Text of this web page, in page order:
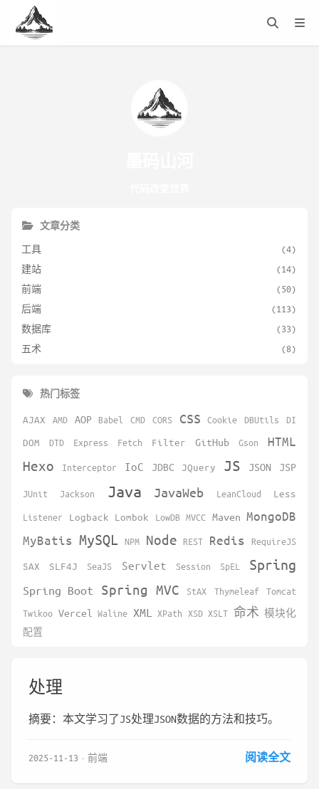
处理
摘要：本文学习了JS处理JSON数据的方法和技巧。
2025-11-13 前端 阅读全文
文章分类
工具
(4)
建站
(14)
前端
(50)
后端
(113)
数据库
(33)
五术
(8)
热门标签
AJAX AMD AOP Babel CMD CORS CSS Cookie DBUtils
DI
DOM
DTD Express Fetch Filter GitHub Gson HTML
Hexo Interceptor IoC JDBC JQuery JS JSON JSP
JUnit Jackson Java JavaWeb LeanCloud
Less
Listener
Logback Lombok LowDB MVCC Maven MongoDB
MyBatis MySQL NPM Node REST Redis RequireJS
SAX SLF4J SeaJS Servlet Session SpEL Spring
Spring Boot Spring MVC StAX Thymeleaf
Tomcat
Twikoo Vercel Waline XML XPath XSD XSLT 命术 模块化
配置